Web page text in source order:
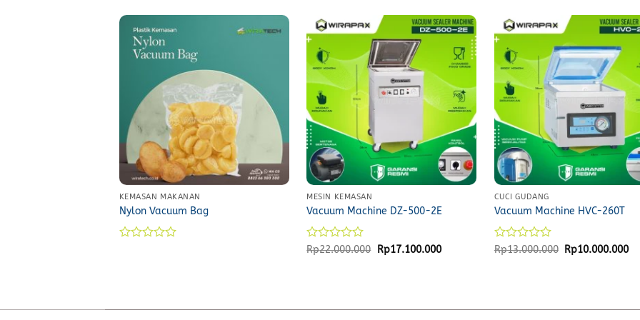
KEMASAN MAKANAN
Nylon Vacuum Bag
MESIN KEMASAN
Vacuum Machine DZ-500-2E
Rated
Rp22.000.000 Original
price
Rp17.100.000Current
CUCI GUDANG
Vacuum Machine HVC-260T
Rated
Rp13.000.000 Original
price
Rp10.000.000